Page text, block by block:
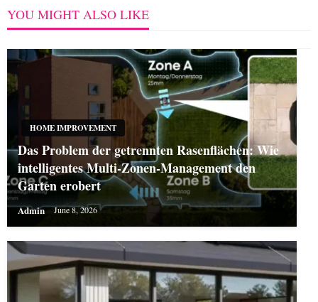
YOU MIGHT ALSO LIKE
HOME IMPROVEMENT
Das Problem der getrennten Rasenflächen: Wie
intelligentes Multi-Zonen-Management den
Garten erobert
Admin June 8, 2026